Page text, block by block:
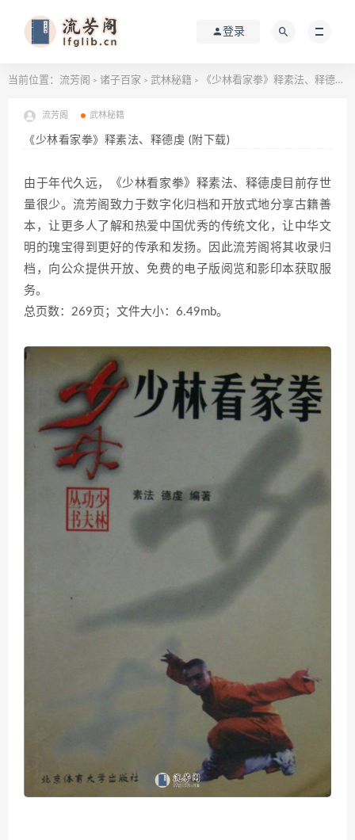
登录
当前位置： 流芳阁 > 诸子百家 > 武林秘籍 > 《少林看家拳》释素法、释德虔 (附下载)
流芳阁 武林秘籍
《少林看家拳》释素法、释德虔 (附下载)
由于年代久远，《少林看家拳》释素法、释德虔目前存世
量很少。流芳阁致力于数字化归档和开放式地分享古籍善
本，让更多人了解和热爱中国优秀的传统文化，让中华文
明的瑰宝得到更好的传承和发扬。因此流芳阁将其收录归
档，向公众提供开放、免费的电子版阅览和影印本获取服
务。
总页数：269页；文件大小：6.49mb。